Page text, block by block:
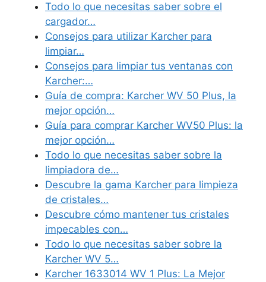
Todo lo que necesitas saber sobre el
cargador…
Consejos para utilizar Karcher para
limpiar…
Consejos para limpiar tus ventanas con
Karcher:…
Guía de compra: Karcher WV 50 Plus, la
mejor opción…
Guía para comprar Karcher WV50 Plus: la
mejor opción…
Todo lo que necesitas saber sobre la
limpiadora de…
Descubre la gama Karcher para limpieza
de cristales…
Descubre cómo mantener tus cristales
impecables con…
Todo lo que necesitas saber sobre la
Karcher WV 5…
Karcher 1633014 WV 1 Plus: La Mejor